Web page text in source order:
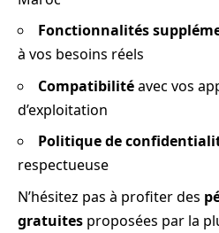
Fonctionnalités
à vos besoins réels
Compatibilitéavec vos
d’exploitation
Politique de
respectueuse
N’hésitez pas à profiter des
gratuites proposées par la